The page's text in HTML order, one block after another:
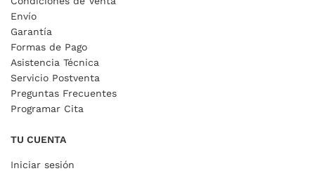
Envío
Garantía
Formas de Pago
Asistencia Técnica
Servicio Postventa
Preguntas Frecuentes
Programar Cita
TU CUENTA
Iniciar sesión